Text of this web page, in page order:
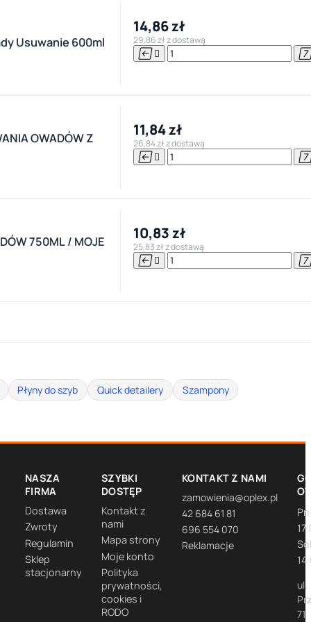
Usuwanie 600ml
14,86 zł
29,86 zł z dostawą
 
OWADÓW Z
11,84 zł
26,84 zł z dostawą
 
750ML / MOJE
10,83 zł
25,83 zł z dostawą
 
Płyny do szyb Quick detailery
Szampony
NASZA
FIRMA
Dostawa
Zwroty
Regulamin
Sklep
stacjonarny
SZYBKI
DOSTĘP
Kontakt z
nami
Mapa strony
Moje konto
Polityka
prywatności,
cookies i
RODO
KONTAKT Z NAMI
zamowienia@oplex.pl
42 684 61 81
696 554 070
Reklamacje
ul.
71